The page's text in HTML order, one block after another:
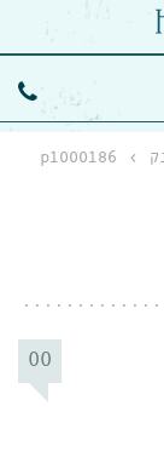
›
p1000186
00